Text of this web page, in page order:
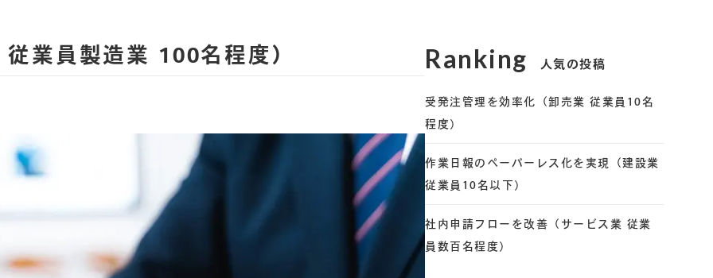
業員製造業 100名程度） Ranking 人気の投稿
受発注管理を効率化（卸売業 従業員10名
程度）
作業日報のペーパーレス化を実現（建設業
従業員10名以下）
社内申請フローを改善（サービス業 従業
員数百名程度）